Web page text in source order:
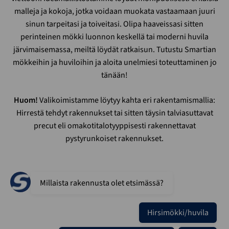
malleja ja kokoja, jotka voidaan muokata vastaamaan juuri
sinun tarpeitasi ja toiveitasi. Olipa haaveissasi sitten
perinteinen mökki luonnon keskellä tai moderni huvila
järvimaisemassa, meiltä löydät ratkaisun. Tutustu Smartian
mökkeihin ja huviloihin ja aloita unelmiesi toteuttaminen jo
tänään!
Huom!Valikoimistamme löytyy kahta eri rakentamismallia:
Hirrestä tehdyt rakennukset tai sitten täysin talviasuttavat
precut eli omakotitalotyyppisesti rakennettavat
pystyrunkoiset rakennukset.
Millaista rakennusta olet etsimässä?
Hirsimökki/huvila